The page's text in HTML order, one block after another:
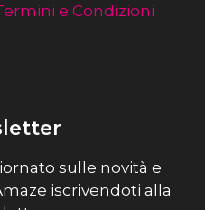
e Condizioni
sulle novità e
iscrivendoti alla